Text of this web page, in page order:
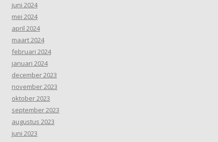
juni 2024
mei 2024
april 2024
maart 2024
februari 2024
januari 2024
december 2023
november 2023
oktober 2023
september 2023
augustus 2023
juni 2023